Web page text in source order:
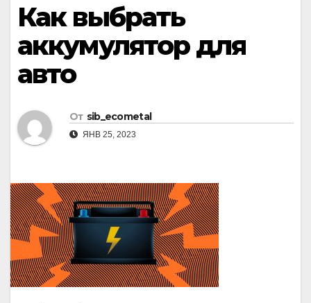
Как выбрать
аккумулятор для
авто
От sib_ecometal
ЯНВ 25, 2023